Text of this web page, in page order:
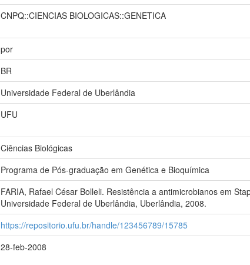
CNPQ::CIENCIAS BIOLOGICAS::GENETICA
por
BR
Universidade Federal de Uberlândia
UFU
Ciências Biológicas
Programa de Pós-graduação em Genética e Bioquímica
FARIA, Rafael César Bolleli. Resistência a antimicrobianos em
Universidade Federal de Uberlândia, Uberlândia, 2008.
https://repositorio.ufu.br/handle/123456789/15785
28-feb-2008